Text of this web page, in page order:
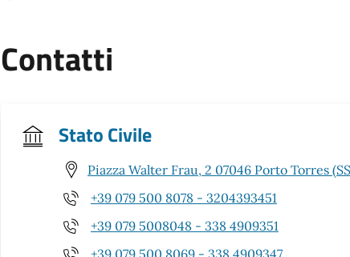
Contatti
Stato Civile
Piazza Walter Frau, 2 07046 Porto Torres
+39 079 500 8078 - 3204393451
+39 079 5008048 - 338 4909351
+39 079 500 8069 - 338 4909347